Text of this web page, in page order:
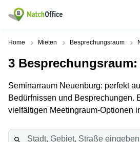
Mieten / Vermieten
Produktseiten
Büro
Business
Center
Beliebte
Coworking
Zürich
Zug
Beliebte
Leutschenbachstrasse
95 Zürich
1 Zürich
Hilfe
Über uns
Home Mieten Besprechungsraum
3 Besprechungsraum
Seminarraum Neuenburg: perfekt
Bedürfnissen und Besprechungen.
vielfältigen Meetingraum-Optionen